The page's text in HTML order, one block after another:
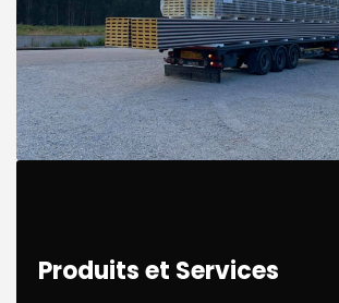
Produits et Services